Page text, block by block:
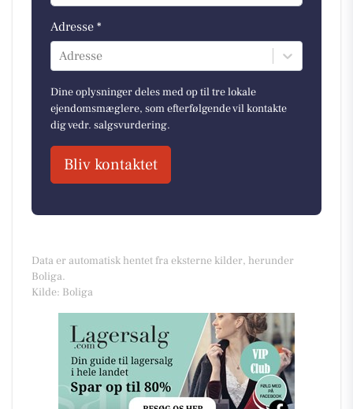
Adresse *
Adresse
Dine oplysninger deles med op til tre lokale
ejendomsmæglere, som efterfølgende vil kontakte
dig vedr. salgsvurdering.
Bliv kontaktet
Data er automatisk hentet fra eksterne kilder, herunder
Boliga.
Kilde: Boliga